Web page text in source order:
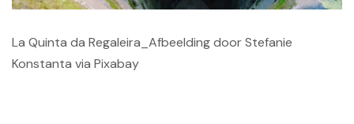
La Quinta da Regaleira_Afbeelding door Stefanie
Konstanta via Pixabay